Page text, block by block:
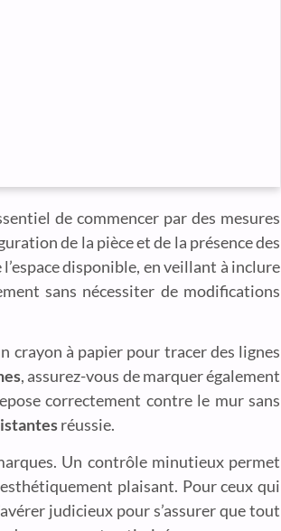
de commencer par des mesures
de la pièce et de la présence des
disponible, en veillant à inclure
sans nécessiter de modifications
crayon à papier pour tracer des lignes
, assurez-vous de marquer également
correctement contre le mur sans
réussie.
Un contrôle minutieux permet
plaisant. Pour ceux qui
judicieux pour s’assurer que tout